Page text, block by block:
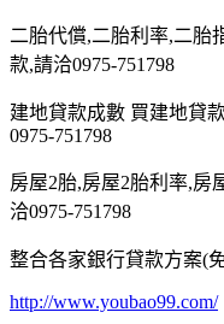
二胎代償,二胎利率,二胎
款,請洽0975-751798
建地貸款成數 買建地貸
0975-751798
房屋2胎,房屋2胎利率,房
洽0975-751798
整合各家銀行貸款方案(
http://www.youbao99.com/